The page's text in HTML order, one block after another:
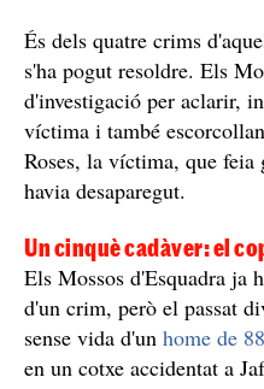
És dels quatre crims
s'ha pogut resoldre. Els
d'investigació per aclarir,
víctima i també
Roses, la víctima, que feia
havia desaparegut.
Un cinquè cadàver: el
Els Mossos d'Esquadra ja
d'un crim, però el passat
sense vida d'un home de
en un cotxe accidentat a